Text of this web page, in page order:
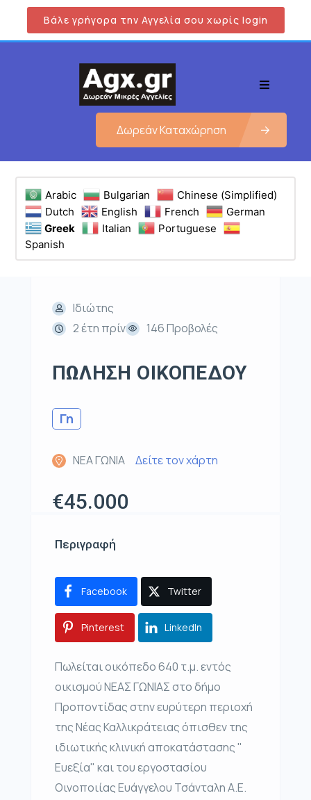
Βάλε γρήγορα την Αγγελία σου χωρίς login
Δωρεάν Καταχώρηση
Arabic Bulgarian
Chinese (Simplified)
Dutch
English French
German
Greek
Italian
Portuguese
Spanish
Ιδιώτης
2 έτη πρίν
146 Προβολές
ΠΩΛΗΣΗ ΟΙΚΟΠΕΔΟΥ
Γη
ΝΕΑ ΓΩΝΙΑ Δείτε τον χάρτη
€45.000
Περιγραφή
Facebook Twitter
Pinterest LinkedIn
Πωλείται οικόπεδο 640 τ.μ. εντός
οικισμού ΝΕΑΣ ΓΩΝΙΑΣ στο δήμο
Προποντίδας στην ευρύτερη περιοχή
της Νέας Καλλικράτειας όπισθεν της
ιδιωτικής κλινική αποκατάστασης "
Ευεξία" και του εργοστασίου
Οινοποιίας Ευάγγελου Τσάνταλη Α.Ε.